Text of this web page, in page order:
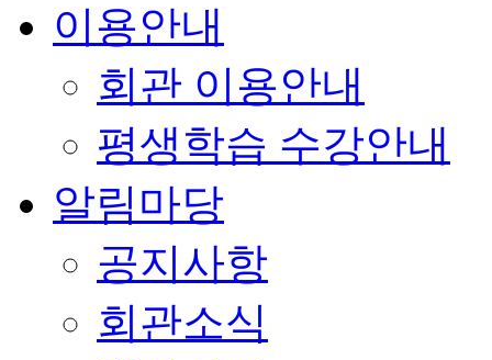
이용안내
회관 이용안내
평생학습 수강안내
알림마당
공지사항
회관소식